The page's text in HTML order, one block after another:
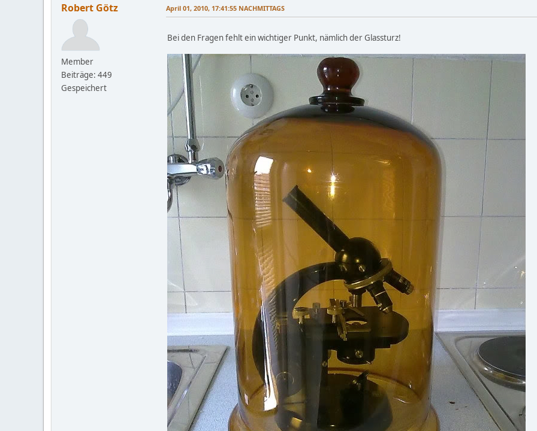
Robert Götz
Member
Beiträge: 449
Gespeichert
April 01, 2010, 17:41:55 NACHMITTAGS
Bei den Fragen fehlt ein wichtiger Punkt, nämlich der Glassturz!